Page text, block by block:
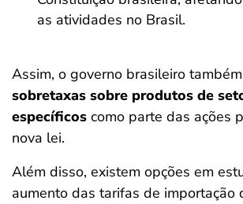
as atividades no Brasil.
Assim, o governo brasileiro
sobretaxas sobre produtos de
específicos como parte das ações
nova lei.
Além disso, existem opções em
aumento das tarifas de importação